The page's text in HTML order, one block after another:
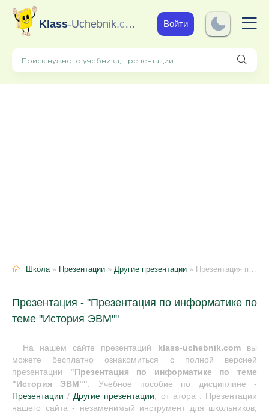
Klass-Uchebnik.com Войти
Школа» Презентации » Другие презентации » Презентация по информатике по теме "История ЭВМ"
Презентация - "Презентация по информатике по
теме "История ЭВМ""
На нашем сайте презентаций klass-uchebnik.comвы
можете бесплатно ознакомиться с полной версией
презентации "Презентация по информатике по теме
"История ЭВМ"". Учебное пособие по дисциплине -
Презентации /Другие презентации, от атора . Презентации
нашего сайта - незаменимый инструмент для школьников,